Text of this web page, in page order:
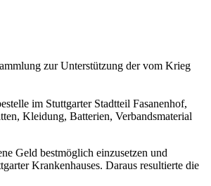
zur Unterstützung der vom Krieg
im Stuttgarter Stadtteil Fasanenhof,
Kleidung, Batterien, Verbandsmaterial
Geld bestmöglich einzusetzen und
Krankenhauses. Daraus resultierte die